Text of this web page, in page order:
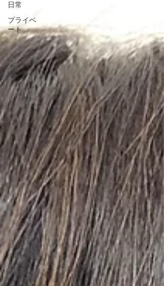
日常
プライベ
ート